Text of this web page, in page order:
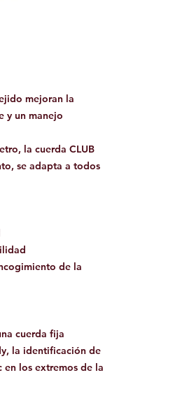
mejoran la
y un manejo
la cuerda CLUB
se adapta a todos
de la
cuerda fija
la identificación de
en los extremos de la